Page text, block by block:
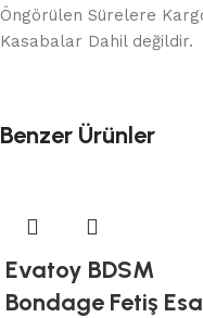
Öngörülen Sürelere
Kasabalar Dahil değildir.
Benzer Ürünler
Evatoy BDSM
Bondage Fetiş